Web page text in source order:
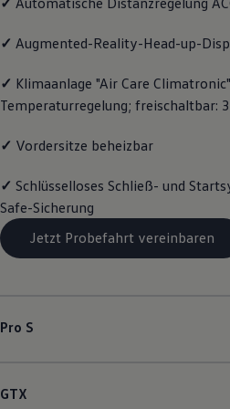
R-Kollektion
Fußball Drop
#wedriveproud
Besitzer und Service
myVolkswagen
Service und Ersatzteile
Reparaturen und
Motorenöl und
Pannen- und
Economy Service
Volkswagen Teile
✓ Augmented-Reality-Head-up-
✓ Klimaanlage "Air Care
Temperaturregelung; freischaltbar:
✓ Vordersitze beheizbar
✓ Schlüsselloses Schließ- und
Safe-Sicherung
Jetzt Probefahrt vereinbaren
Pro S
GTX